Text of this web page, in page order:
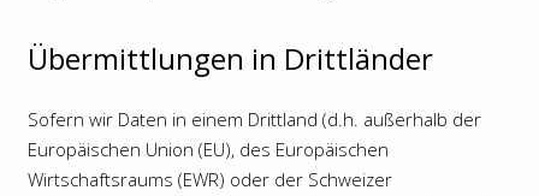
Übermittlungen in Drittländer
Sofern wir Daten in einem Drittland (d.h. außerhalb der
Europäischen Union (EU), des Europäischen
Wirtschaftsraums (EWR) oder der Schweizer